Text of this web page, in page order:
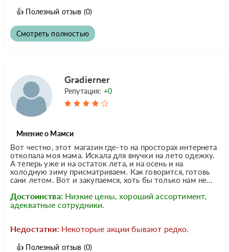
👍 Полезный отзыв (0)
Смотреть полностью
Gradierner
Репутация: +0
Мнение о Мамси
Вот честно, этот магазин где-то на просторах интернета
откопала моя мама. Искала для внучки на лето одежку.
А теперь уже и на остаток лета, и на осень и на
холодную зиму присматриваем. Как говорится, готовь
сани летом. Вот и закупаемся, хоть бы только нам не...
Достоинства: Низкие цены, хороший ассортимент,
адекватные сотрудники.
Недостатки: Некоторые акции бывают редко.
👍 Полезный отзыв (0)